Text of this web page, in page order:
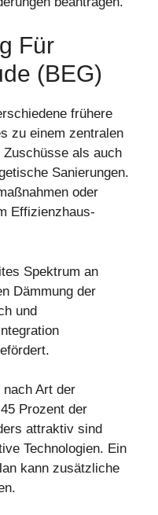
Für
(BEG)
frühere
zu einem zentralen
als auch
Sanierungen.
oder
Effizienzhaus-
Spektrum an
Dämmung der
und
Art der
Prozent der
attraktiv sind
Technologien. Ein
kann zusätzliche